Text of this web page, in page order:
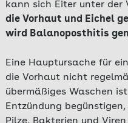
kann sich Eiter unter der
die Vorhaut und Eichel
wird Balanoposthitis
Eine Hauptursache für
die Vorhaut nicht
übermäßiges Waschen
Entzündung